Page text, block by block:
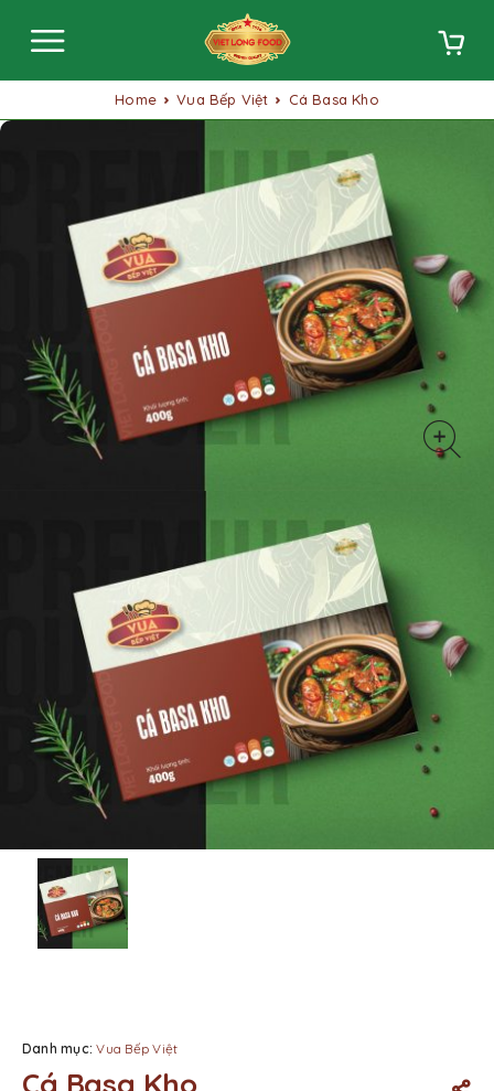
Home Vua Bếp Việt Cá Basa Kho
Danh mục:Vua Bếp Việt